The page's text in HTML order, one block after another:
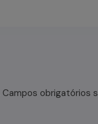
Campos obrigatórios